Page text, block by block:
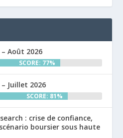
Août 2026
SCORE: 77%
Juillet 2026
SCORE: 81%
: crise de confiance,
boursier sous haute